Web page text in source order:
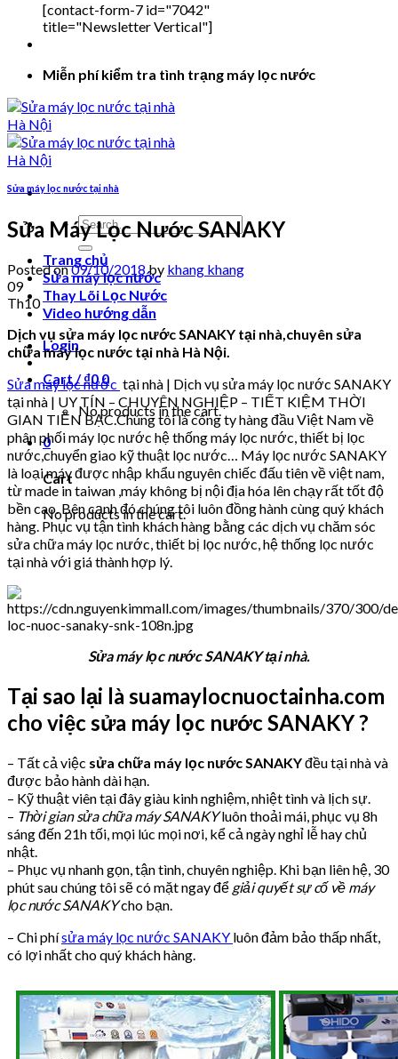
[contact-form-7 id="7042"
title="Newsletter Vertical"]
Miễn phí kiểm tra tình trạng máy lọc nước
Search
for:
Trang chủ
Sửa máy lọc nước
Thay Lõi Lọc Nước
Video hướng dẫn
Login
Cart /₫00
No products in the cart.
0
Cart
No products in the cart.
Sửa máy lọc nước tại nhà
Sửa Máy Lọc Nước SANAKY
Posted on09/10/2018by khang khang
09
Th10
Dịch vụ sửa máy lọc nước SANAKY tại nhà,chuyên sửa
chữa máy lọc nước tại nhà Hà Nội.
Sửa máy lọc nước tại nhà | Dịch vụ sửa máy lọc nước SANAKY
tại nhà | UY TÍN – CHUYÊN NGHIỆP – TIẾT KIỆM THỜI
GIAN TIỀN BẠC.Chúng tôi là công ty hàng đầu Việt Nam về
phân phối máy lọc nước hệ thống máy lọc nước, thiết bị lọc
nước,chuyển giao kỹ thuật lọc nước… Máy lọc nước SANAKY
là loại máy được nhập khẩu nguyên chiếc đấu tiên về việt nam,
từ made in taiwan ,máy không bị nội địa hóa lên chạy rất tốt độ
bền cao. Bên cạnh đó chúng tôi luôn đồng hành cùng quý khách
hàng. Phục vụ tận tình khách hàng bằng các dịch vụ chăm sóc
sửa chữa máy lọc nước, thiết bị lọc nước, hệ thống lọc nước
tại nhà với giá thành hợp lý.
Sửa máy lọc nước SANAKY tại nhà.
Tại sao lại là suamaylocnuoctainha.com
cho việc sửa máy lọc nước SANAKY ?
– Tất cả việc sửa chữa máy lọc nước SANAKYđều tại nhà và
được bảo hành dài hạn.
– Kỹ thuật viên tại đây giàu kinh nghiệm, nhiệt tình và lịch sự.
– Thời gian sửa chữa máy SANAKYluôn thoải mái, phục vụ 8h
sáng đến 21h tối, mọi lúc mọi nơi, kể cả ngày nghỉ lễ hay chủ
nhật.
– Phục vụ nhanh gọn, tận tình, chuyên nghiệp. Khi bạn liên hệ, 30
phút sau chúng tôi sẽ có mặt ngay để giải quyết sự cố về máy
lọc nước SANAKYcho bạn.
– Chi phísửa máy lọc nước SANAKY luôn đảm bảo thấp nhất,
có lợi nhất cho quý khách hàng.